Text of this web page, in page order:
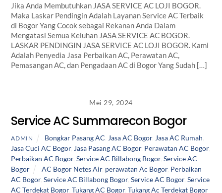
Jika Anda Membutuhkan JASA SERVICE AC LOJI BOGOR.
Maka Laskar Pendingin Adalah Layanan Service AC Terbaik
di Bogor Yang Cocok sebagai Rekanan Anda Dalam
Mengatasi Semua Keluhan JASA SERVICE AC BOGOR.
LASKAR PENDINGIN JASA SERVICE AC LOJI BOGOR. Kami
Adalah Penyedia Jasa Perbaikan AC, Perawatan AC,
Pemasangan AC, dan Pengadaan AC di Bogor Yang Sudah […]
Mei 29, 2024
Service AC Summarecon Bogor
ADMIN Bongkar Pasang AC Jasa AC Bogor, Jasa AC Rumah
Jasa Cuci AC Bogor, Jasa Pasang AC Bogor, Perawatan AC Bogor,
Perbaikan AC Bogor,Service AC Billabong Bogor,Service AC
Bogor
AC Bogor Netes Air, perawatan Ac Bogor, Perbaikan
AC Bogor,Service AC Billabong Bogor,Service AC Bogor,Service
AC Terdekat Bogor,Tukang AC Bogor,Tukang Ac Terdekat Bogor